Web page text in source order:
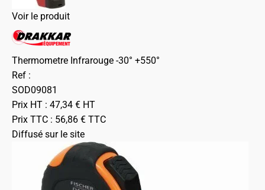
Voir le produit
Thermometre Infrarouge -30° +550°
Ref :
SOD09081
Prix HT : 47,34 € HT
Prix TTC : 56,86 € TTC
Diffusé sur le site